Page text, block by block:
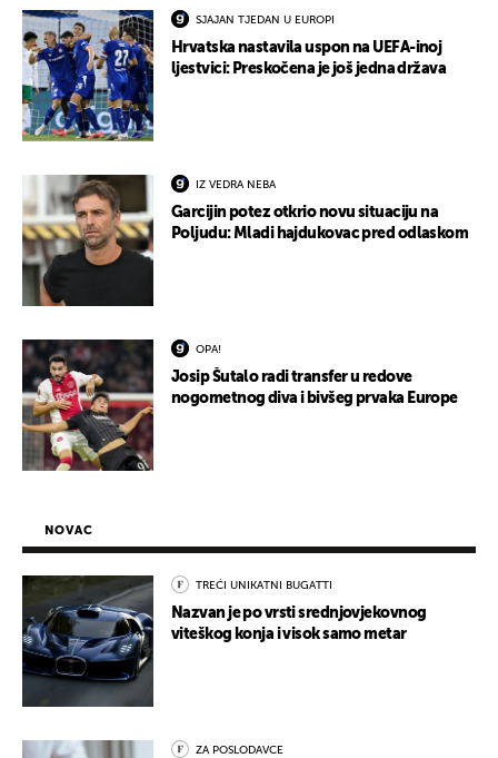
SJAJAN TJEDAN U EUROPI
Hrvatska nastavila uspon na UEFA-inoj
ljestvici: Preskočena je još jedna država
IZ VEDRA NEBA
Garcijin potez otkrio novu situaciju na
Poljudu: Mladi hajdukovac pred odlaskom
OPA!
Josip Šutalo radi transfer u redove
nogometnog diva i bivšeg prvaka Europe
NOVAC
TREĆI UNIKATNI BUGATTI
Nazvan je po vrsti srednjovjekovnog
viteškog konja i visok samo metar
ZA POSLODAVCE